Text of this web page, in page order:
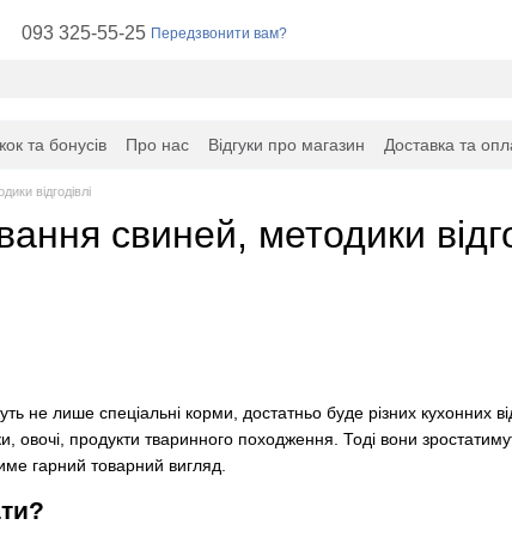
093 325-55-25 Передзвонити вам?
та бонусів Про нас Відгуки про магазин Доставка та
відгодівлі
свиней, методики
не лише спеціальні корми, достатньо буде різних
овочі, продукти тваринного походження. Тоді вони
гарний товарний вигляд.